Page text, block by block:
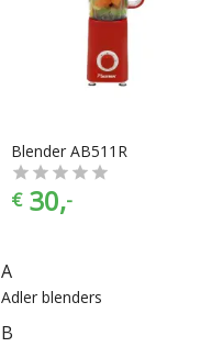
Blender AB511R
€ 30,-
A
Adler blenders
B